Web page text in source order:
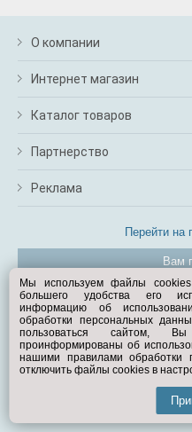
О компании
Интернет магазин
Каталог товаров
Партнерство
Реклама
Перейти на
Вам
©
Мы используем файлы
большего удобства его
информацию об
обработки персональных
пользоваться сайтом,
проинформированы об
нашими правилами
отключить файлы cookies в